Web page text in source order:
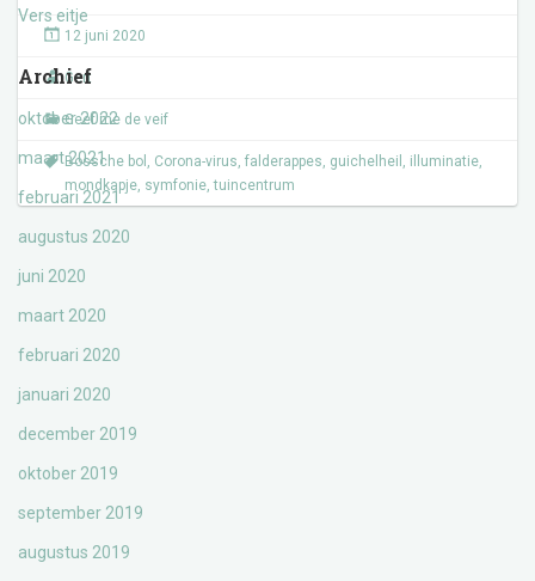
Vers eitje
Archief
oktober 2022
maart 2021
februari 2021
augustus 2020
juni 2020
maart 2020
februari 2020
januari 2020
december 2019
oktober 2019
september 2019
augustus 2019
12 juni 2020
Gert
Geef me de veif
Bossche bol , Corona-virus, falderappes, guichelheil , illuminatie,
mondkapje, symfonie,tuincentrum